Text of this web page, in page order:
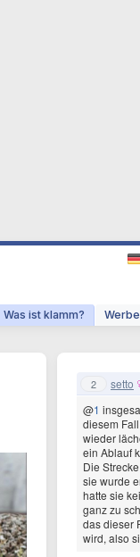
Was ist klamm?
2 setto
@1
diesem
wieder
ein Ablauf
Die
sie wurde
hatte sie
ganz zu
das dieser
wird, also